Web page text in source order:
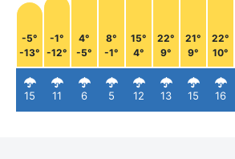
-5°
-13°
15
-1°
-12°
11
4°
-5°
6
8°
-1°
5
15°
4°
12
22°
9°
13
21°
9°
15
22°
10°
16